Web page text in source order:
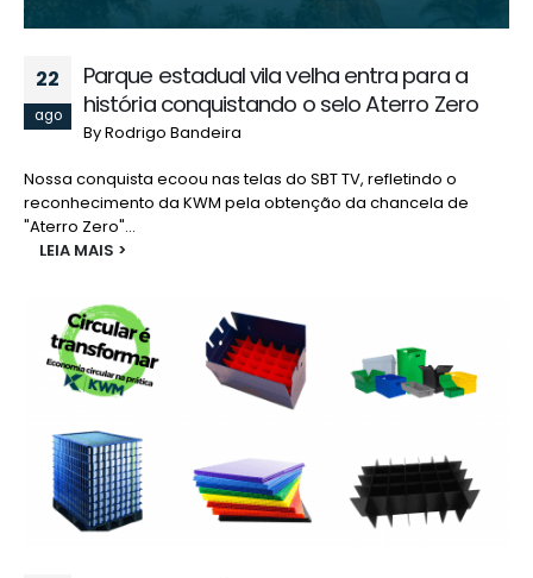
22
ago
Parque estadual vila velha entra para a
história conquistando o selo Aterro Zero
ByRodrigo Bandeira
Nossa conquista ecoou nas telas do SBT TV, refletindo o
reconhecimento da KWM pela obtenção da chancela de
"Aterro Zero"...
LEIA MAIS